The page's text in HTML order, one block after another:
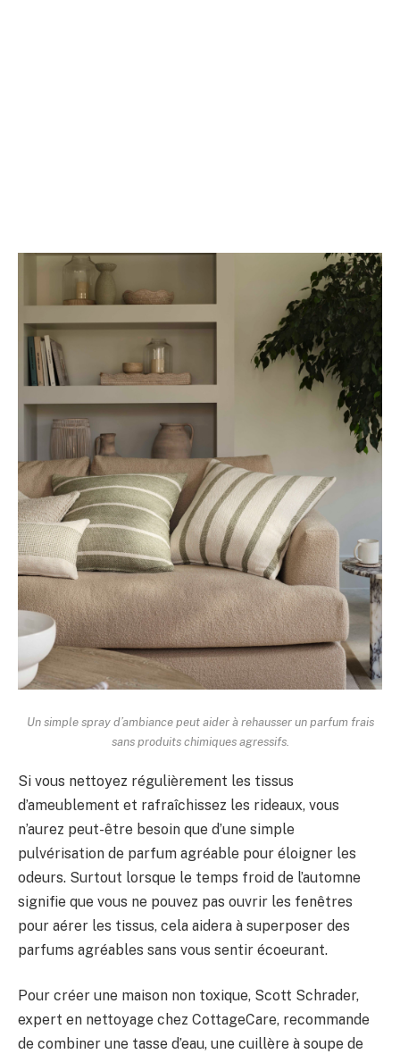
Un simple spray d’ambiance peut aider à rehausser un parfum frais
sans produits chimiques agressifs.
Si vous nettoyez régulièrement les tissus
d’ameublement et rafraîchissez les rideaux, vous
n’aurez peut-être besoin que d’une simple
pulvérisation de parfum agréable pour éloigner les
odeurs. Surtout lorsque le temps froid de l’automne
signifie que vous ne pouvez pas ouvrir les fenêtres
pour aérer les tissus, cela aidera à superposer des
parfums agréables sans vous sentir écoeurant.
Pour créer une maison non toxique, Scott Schrader,
expert en nettoyage chez CottageCare, recommande
de combiner une tasse d’eau, une cuillère à soupe de